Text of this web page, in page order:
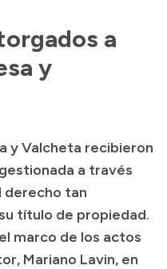
a
y
y Valcheta recibieron
a través
derecho tan
título de propiedad.
marco de los actos
Mariano Lavin, en